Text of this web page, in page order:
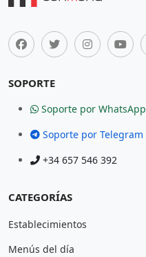
SOPORTE
Soporte por WhatsApp
Soporte por Telegram
+34 657 546 392
CATEGORÍAS
Establecimientos
Menús del día